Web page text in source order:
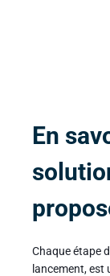
En
Chaque étape
lancement, est